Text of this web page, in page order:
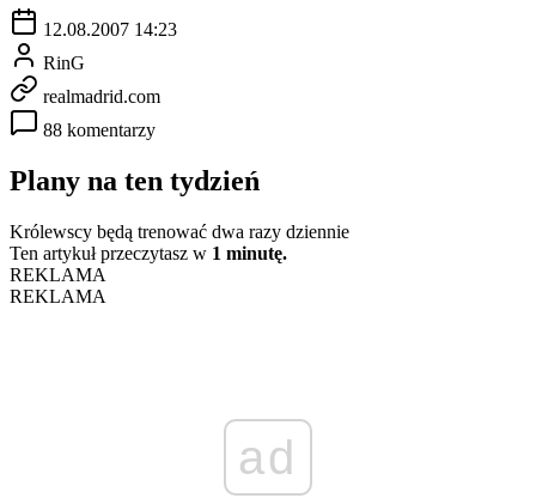
12.08.2007 14:23
RinG
realmadrid.com
88 komentarzy
Plany na ten tydzień
Królewscy będą trenować dwa razy dziennie
Ten artykuł przeczytasz w 1 minutę.
REKLAMA
REKLAMA
ad